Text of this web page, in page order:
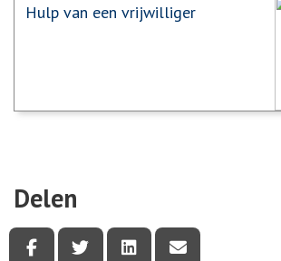
Hulp van een vrijwilliger
Delen
Deel deze pagina via Facebook
Deel deze pagina via
Deel deze pagina